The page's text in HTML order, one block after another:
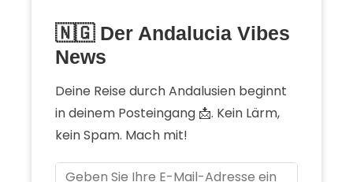
🇳🇬 Der Andalucia Vibes
News
Deine Reise durch Andalusien beginnt
in deinem Posteingang 📩. Kein Lärm,
kein Spam. Mach mit!